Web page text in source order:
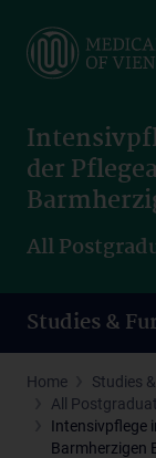
main
der
All
Studies &
Home Studies
All
Intensivpflege
Barmherzigen